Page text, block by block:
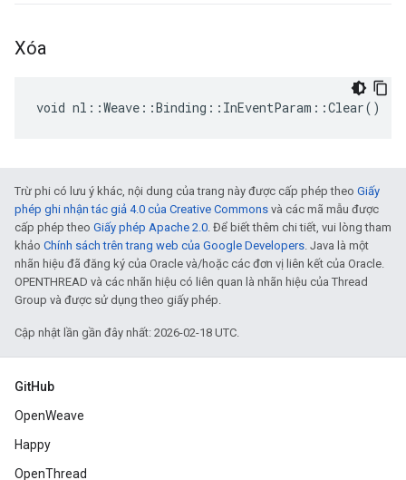
Xóa
void nl::Weave::Binding::InEventParam::Clear()
Trừ phi có lưu ý khác, nội dung của trang này được cấp phép theo Giấy
phép ghi nhận tác giả 4.0 của Creative Commons và các mã mẫu được
cấp phép theo Giấy phép Apache 2.0. Để biết thêm chi tiết, vui lòng tham
khảo Chính sách trên trang web của Google Developers. Java là một
nhãn hiệu đã đăng ký của Oracle và/hoặc các đơn vị liên kết của Oracle.
OPENTHREAD và các nhãn hiệu có liên quan là nhãn hiệu của Thread
Group và được sử dụng theo giấy phép.
Cập nhật lần gần đây nhất: 2026-02-18 UTC.
GitHub
OpenWeave
Happy
OpenThread